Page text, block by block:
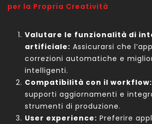
per la Propria Creatività
Valutare le funzionalità di
artificiale: Assicurarsi che
correzioni automatiche e
intelligenti.
Compatibilità con il workflow:
supporti aggiornamenti e
strumenti di produzione.
User experience: Preferire